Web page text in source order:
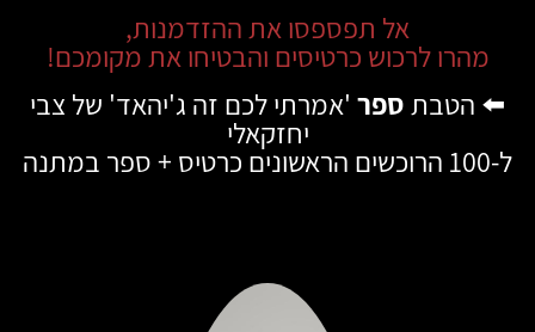
אל תפספסו את ההזדמנות,
מהרו לרכוש כרטיסים והבטיחו את מקומכם!
⬅️ הטבתספר 'אמרתי לכם זה ג'יהאד' של צבי
יחזקאלי
ל-100 הרוכשים הראשונים כרטיס + ספר במתנה